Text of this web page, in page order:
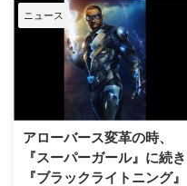
がら、2021年は『SUPERGIRL／
スーパーガール』や『ペーパー・
ハウス』のような人気シリーズも
幕を下ろすことが決定している。
予告なしで終わりを迎えてしまう
シリーズもあるが、幸いなこと
に、ここで紹介…
ニュース
アローバース変革の時、
『スーパーガール』に続き
『ブラックライトニング』